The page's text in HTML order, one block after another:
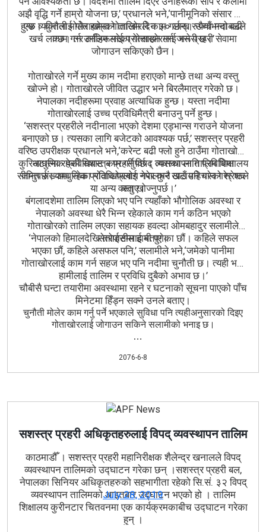
अझै वृद्धि गर्ने हाम्रो योजना छ,’ प्रधानले भने,‘पानीमूनिको संसार अर्कै
हुन्छ। चुनौती मोलेर हाम्रा गोताखोरले काम गर्छन्। उच्च मनोबलले
काम गर्न उनीहरूलाई प्रोत्साहन गर्न जरूरी छ।’
एक व्यक्तिलाई गोताखोरको तालिम दिन ३० लाख रुपैयाँभन्दा बढी
खर्च लाग्छ। तर तालिम गरेका गोताखोरलाई भने प्रहरी सेवामा
जोगाउन सकिएको छैन।
गोताखोरले गर्ने मुख्य काम नदीमा हराएको मान्छे तथा अन्य वस्तु
खोज्ने हो। गोताखोरले जीवित उद्धार भने बिरलैमात्र गरेको छ।
नेपालका नदीहरूमा प्रवाह अत्याधिक हुन्छ। यस्ता नदीमा
गोताखोरलाई उच्च प्रविधिमैत्री बनाउनु पर्ने हुन्छ।
‘सशस्त्र प्रहरीले नदीनाला भएको देशमा एड्भान्स गराउने योजना
बनाएको छ। त्यसका लागि बजेटको आवश्यक पर्छ,’ सशस्त्र प्रहरी
वरिष्ठ उपरीक्षक प्रधानले भने,‘करेन्ट बढी फ्लो हुने ठाउँमा गोताखोरले
आधुनिक प्रविधिबाट काम गर्नुपर्छ। त्यसका लागि प्रविधिमा
जानुपर्छ। आधुनिक प्रविधि प्रयोग गरेर कुनै ठाउँ पहिचान गरेर शव
या अन्य वस्तु खोज्नुपर्छ।’
कुरिनटारमा रहेको सशस्त्र प्रहरी विपद् व्यवस्थापन तालिम शिक्षालय
सीमित संख्यामा रहेका गोताखोरलाई नेपालभर खटाउने गरेको श्रेष्ठले
बताए।
बंगलादशेमा तालिम लिएको भए पनि त्यहाँको भौगोलिक अवस्था र
नेपालको अवस्था धेरै भिन्न रहेकाले काम गर्न कठिन भएको
गोताखोरको तालिम लएका सहायक हवल्दा ओमबहादुर सलामीले
सेतोपाटीलाई बताए।
‘नेपालको हिमालदेखि तराईसम्म हामी पुगेका छौं। कहिले सफल
भएका छौं, कहिले असफल पनि,’ सलामीले भने,‘जमेको पानीमा
गोताखोरलाई काम गर्न सहज भए पनि नदीमा चुनौती छ। त्यही भएर
हामीलाई तालिम र प्रविधि दुबैको अभाव छ।’
चौबीसै घन्टा तयारीमा अवस्थामा रहने र घटनाको सूचना पाएको पाँच
मिनेटमा हिँड्न सक्ने उनले बताए।
चुनौती मोलेर काम गर्नु पर्ने भएकाले सुविधा पनि त्यहीअनुसारको दिइए
गोताखोरलाई जोगाउन सकिने सलामीको भनाइ छ।
2076-6-8
सशस्त्र प्रहरी अधिकृतहरुलाई विपद् व्यवस्थापन तालिम
काठमाडौँ। सशस्त्र प्रहरी महानिरीक्षक शैलेन्द्र खनालले विपद्
व्यवस्थापन तालिमको उद्घाटन गरेका छन् ।सशस्त्र प्रहरी बल,
नेपालका सिनियर अधिकृतहरुको सहभागीता रहेको सि.सं. ३२ विपद्
व्यवस्थापन तालिमको आइतबार उद्घाटन भएको हो । तालिम
शिक्षालय कुरीनटार चितवनमा एक कार्यक्रमकाबीच उद्घाटन गरेका
हुन् ।
July 28, 2019